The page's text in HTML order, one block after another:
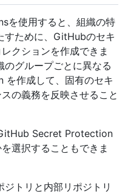
使用すると、組織の特
すために、GitHubのセキ
クションを作成できま
グループごとに異なる
作成して、固有のセキ
の義務を反映させること
Secret Protection
選択することもできま
トリと内部リポジトリ